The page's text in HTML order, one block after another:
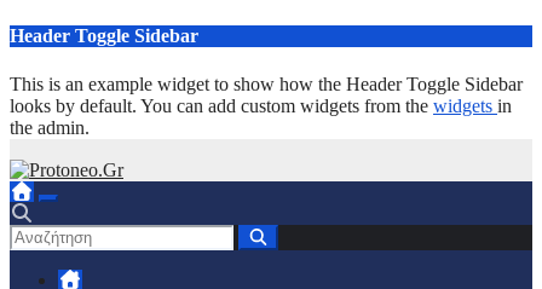
Μετάβαση
περιεχόμενο
Header Toggle Sidebar
This is an example widget to show how the Header Toggle Sidebar
looks by default. You can add custom widgets from the widgets in
the admin.